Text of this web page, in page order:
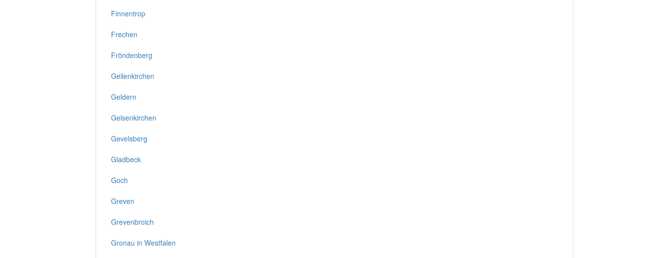
Finnentrop
Frechen
Fröndenberg
Geilenkirchen
Geldern
Gelsenkirchen
Gevelsberg
Gladbeck
Goch
Greven
Grevenbroich
Gronau in Westfalen